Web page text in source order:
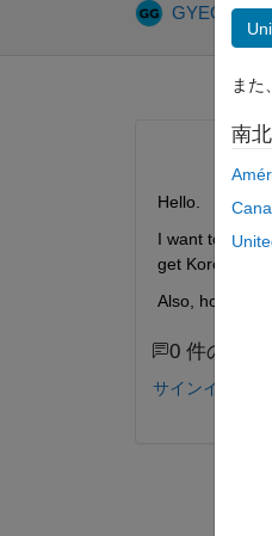
Hello.
I want to use
get Korean
Also, how can
0 件のコメ
サインインして
また
南